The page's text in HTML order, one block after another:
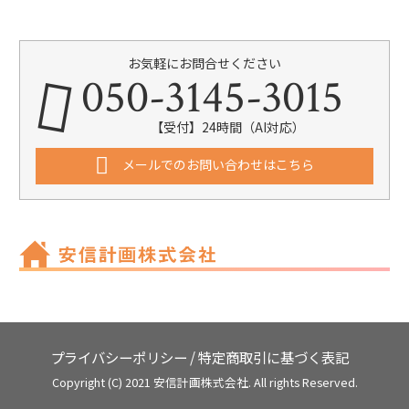
お気軽にお問合せください
050-3145-3015
【受付】24時間（AI対応）
メールでのお問い合わせはこちら
プライバシーポリシー /特定商取引に基づく表記
Copyright (C) 2021 安信計画株式会社. All rights Reserved.